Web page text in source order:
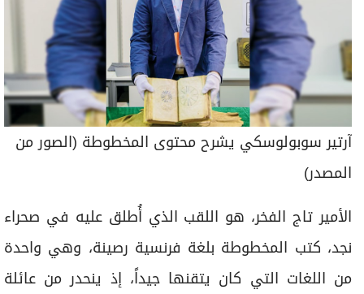
آرتير سوبولوسكي يشرح محتوى المخطوطة (الصور من
المصدر)
الأمير تاج الفخر، هو اللقب الذي أُطلق عليه في صحراء
نجد، كتب المخطوطة بلغة فرنسية رصينة، وهي واحدة
من اللغات التي كان يتقنها جيداً، إذ ينحدر من عائلة